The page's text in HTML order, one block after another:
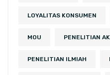
LOYALITAS KONSUMEN
MOU PENELITIAN
PENELITIAN ILMIAH